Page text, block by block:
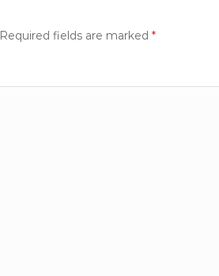
Required fields are marked *